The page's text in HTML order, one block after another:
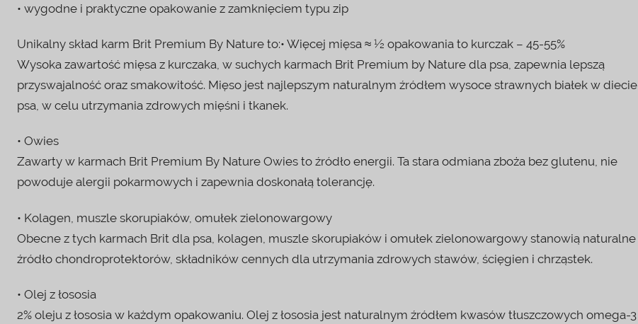
• wygodne i praktyczne opakowanie z zamknięciem typu zip
Unikalny skład karm Brit Premium By Nature to:• Więcej mięsa ≈ ½ opakowania to kurczak – 45-55%
Wysoka zawartość mięsa z kurczaka, w suchych karmach Brit Premium by Nature dla psa, zapewnia lepszą
przyswajalność oraz smakowitość. Mięso jest najlepszym naturalnym źródłem wysoce strawnych białek w diecie
psa, w celu utrzymania zdrowych mięśni i tkanek.
• Owies
Zawarty w karmach Brit Premium By Nature Owies to źródło energii. Ta stara odmiana zboża bez glutenu, nie
powoduje alergii pokarmowych i zapewnia doskonałą tolerancję.
• Kolagen, muszle skorupiaków, omułek zielonowargowy
Obecne z tych karmach Brit dla psa, kolagen, muszle skorupiaków i omułek zielonowargowy stanowią naturalne
źródło chondroprotektorów, składników cennych dla utrzymania zdrowych stawów, ścięgien i chrząstek.
• Olej z łososia
2% oleju z łososia w każdym opakowaniu. Olej z łososia jest naturalnym źródłem kwasów tłuszczowych omega-3